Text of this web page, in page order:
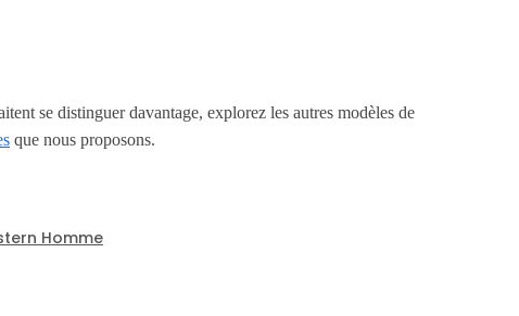
se distinguer davantage, explorez les autres modèles de
que nous proposons.
Homme